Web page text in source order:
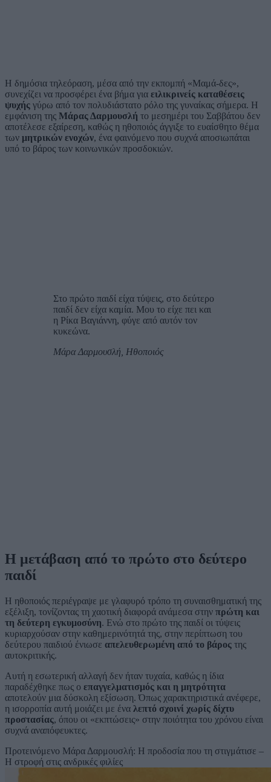
Η δημόσια τηλεόραση, μέσα από την εκπομπή «Μαμά-δες»,
συνεχίζει να προσφέρει ένα βήμα για ειλικρινείς καταθέσεις
ψυχής γύρω από τον πολυδιάστατο ρόλο της γυναίκας σήμερα. Η
εμφάνιση της Μάρας Δαρμουσλή το μεσημέρι του Σαββάτου δεν
αποτέλεσε εξαίρεση, καθώς η ηθοποιός άγγιξε το ευαίσθητο θέμα
των μητρικών ενοχών, ένα φαινόμενο που συχνά αποσιωπάται
υπό το βάρος των κοινωνικών προσδοκιών.
Στο πρώτο παιδί είχα τύψεις, στο δεύτερο
παιδί δεν είχα καμία. Μου το είχε πει και
η Ρίκα Βαγιάννη, φύγε από αυτόν τον
κυκεώνα.
Μάρα Δαρμουσλή, Ηθοποιός
Η μετάβαση από το πρώτο στο δεύτερο
παιδί
Η ηθοποιός περιέγραψε με γλαφυρό τρόπο τη συναισθηματική της
εξέλιξη, τονίζοντας τη χαοτική διαφορά ανάμεσα στην πρώτη και
τη δεύτερη εγκυμοσύνη. Ενώ στο πρώτο της παιδί οι τύψεις
κυριαρχούσαν στην καθημερινότητά της, στην περίπτωση του
δεύτερου παιδιού ένιωσε απελευθερωμένη από το βάρος της
αυτοκριτικής.
Αυτή η εσωτερική αλλαγή δεν ήταν τυχαία, καθώς η ίδια
παραδέχθηκε πως ο επαγγελματισμός και η μητρότητα
αποτελούν μια δύσκολη εξίσωση. Όπως χαρακτηριστικά ανέφερε,
η ισορροπία αυτή μοιάζει με ένα λεπτό σχοινί χωρίς δίχτυ
προστασίας, όπου οι «εκπτώσεις» στην ποιότητα του χρόνου είναι
συχνά αναπόφευκτες.
Προτεινόμενο Μάρα Δαρμουσλή: Η προδοσία που τη στιγμάτισε –
Η στροφή στις ανδρικές φιλίες